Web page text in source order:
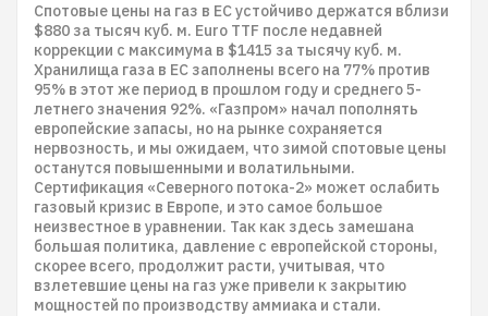
Спотовые цены на газ в ЕС устойчиво держатся вблизи
$880 за тысяч куб. м. Euro TTF после недавней
коррекции с максимума в $1415 за тысячу куб. м.
Хранилища газа в ЕС заполнены всего на 77% против
95% в этот же период в прошлом году и среднего 5-
летнего значения 92%. «Газпром» начал пополнять
европейские запасы, но на рынке сохраняется
нервозность, и мы ожидаем, что зимой спотовые цены
останутся повышенными и волатильными.
Сертификация «Северного потока-2» может ослабить
газовый кризис в Европе, и это самое большое
неизвестное в уравнении. Так как здесь замешана
большая политика, давление с европейской стороны,
скорее всего, продолжит расти, учитывая, что
взлетевшие цены на газ уже привели к закрытию
мощностей по производству аммиака и стали.